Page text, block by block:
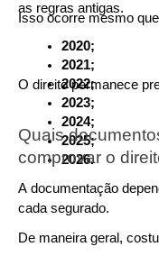
as regras antigas.
Isso ocorre mesmo
2020;
2021;
2022;
2023;
2024;
2025;
2026.
O direito permanece
Quais
comprovar o
A documentação
cada segurado.
De maneira geral,